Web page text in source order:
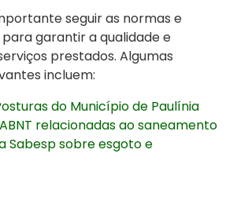
seguir as normas e
garantir a qualidade e
prestados. Algumas
incluem:
do Município de Paulínia
relacionadas ao saneamento
Sabesp sobre esgoto e